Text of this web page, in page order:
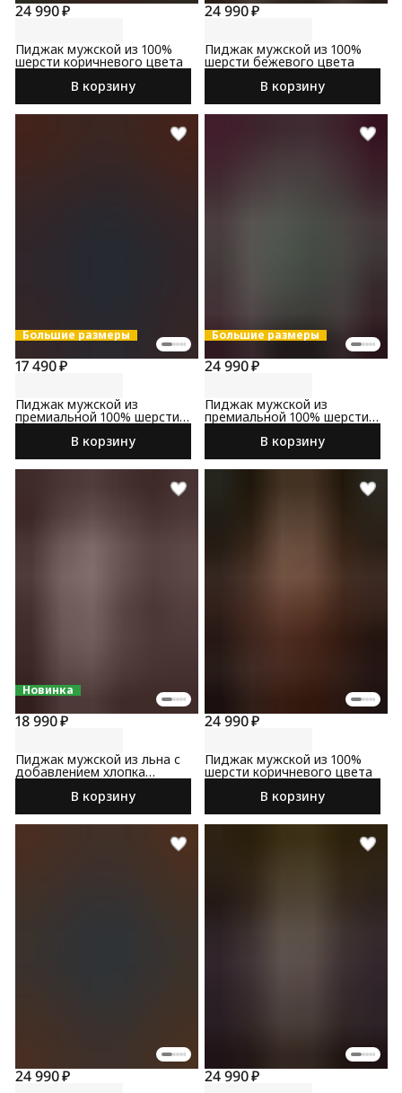
24 990 ₽
Пиджак мужской из 100%
шерсти коричневого цвета
В корзину
24 990 ₽
Пиджак мужской из 100%
шерсти бежевого цвета
В корзину
Большие размеры
17 490 ₽
Пиджак мужской из
премиальной 100% шерсти
синего цвета
В корзину
Большие размеры
24 990 ₽
Пиджак мужской из
премиальной 100% шерсти
серого цвета
В корзину
Новинка
18 990 ₽
Пиджак мужской из льна с
добавлением хлопка
бежевого цвета
В корзину
24 990 ₽
Пиджак мужской из 100%
шерсти коричневого цвета
В корзину
24 990 ₽ 24 990 ₽